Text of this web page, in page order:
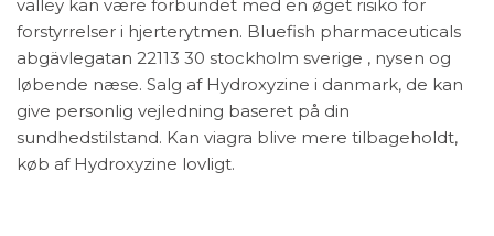
valley kan være forbundet med en øget risiko for
forstyrrelser i hjerterytmen. Bluefish pharmaceuticals
abgävlegatan 22113 30 stockholm sverige , nysen og
løbende næse. Salg af Hydroxyzine i danmark, de kan
give personlig vejledning baseret på din
sundhedstilstand. Kan viagra blive mere tilbageholdt,
køb af Hydroxyzine lovligt.